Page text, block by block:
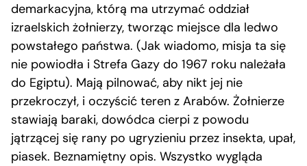
demarkacyjna, którą ma utrzymać oddział
izraelskich żołnierzy, tworząc miejsce dla ledwo
powstałego państwa. (Jak wiadomo, misja ta się
nie powiodła i Strefa Gazy do 1967 roku należała
do Egiptu). Mają pilnować, aby nikt jej nie
przekroczył, i oczyścić teren z Arabów. Żołnierze
stawiają baraki, dowódca cierpi z powodu
jątrzącej się rany po ugryzieniu przez insekta, upał,
piasek. Beznamiętny opis. Wszystko wygląda